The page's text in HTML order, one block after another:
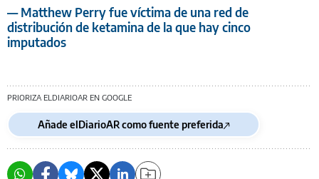
— Matthew Perry fue víctima de una red de
distribución de ketamina de la que hay cinco
imputados
PRIORIZA ELDIARIOAR EN GOOGLE
Añade elDiarioAR como fuente preferida